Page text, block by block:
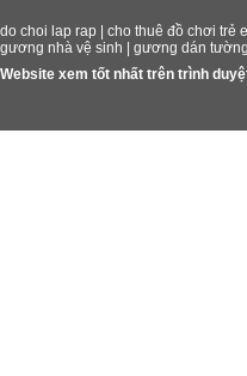
do choi lap rap | cho thuê đồ chơi trẻ
gương nhà vệ sinh | gương dán tường
Website xem tốt nhất trên trình